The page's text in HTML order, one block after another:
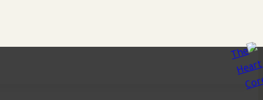
التجاوز
إلى
المحتوى